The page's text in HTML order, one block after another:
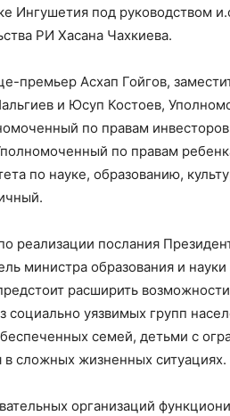
Ингушетия под руководством
РИ Хасана Чахкиева.
премьер Асхап Гойгов,
и Юсуп Костоев,
по правам
по правам
по науке, образованию,
реализации послания
министра образования и
расширить
социально уязвимых групп
семей, детьми с
сложных жизненных ситуациях.
организаций